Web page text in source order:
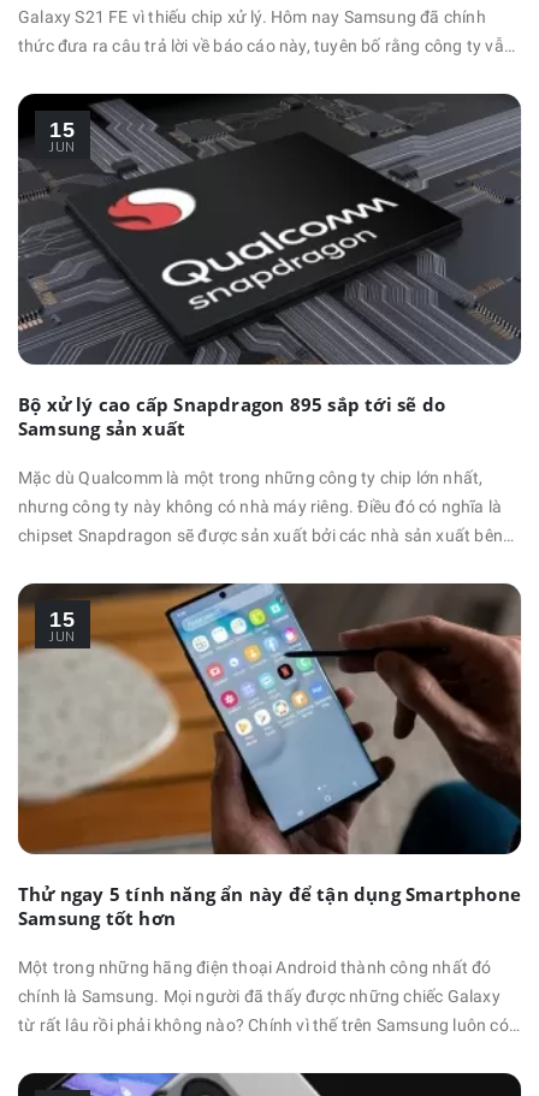
Galaxy S21 FE vì thiếu chip xử lý. Hôm nay Samsung đã chính
thức đưa ra câu trả lời về báo cáo này, tuyên bố rằng công ty vẫn
FE hay không. Trong bản báo cáo được gửi tới Bloomberg, nhà
sản xuất đến từ Hàn Quốc đã nói rằng: “Mặc dù …
15
JUN
Bộ xử lý cao cấp Snapdragon 895 sắp tới sẽ do
Samsung sản xuất
Mặc dù Qualcomm là một trong những công ty chip lớn nhất,
nhưng công ty này không có nhà máy riêng. Điều đó có nghĩa là
chipset Snapdragon sẽ được sản xuất bởi các nhà sản xuất bên
các bộ xử lý của Qualcomm và giữa hai công ty này thường xuyên
xảy ra các cuộc cạnh tranh để giành được hợp đồng …
15
JUN
Thử ngay 5 tính năng ẩn này để tận dụng Smartphone
Samsung tốt hơn
Một trong những hãng điện thoại Android thành công nhất đó
chính là Samsung. Mọi người đã thấy được những chiếc Galaxy
từ rất lâu rồi phải không nào? Chính vì thế trên Samsung luôn có
hơn rất nhiều. Lưu ý: Bài viết này được sử dụng Samsung Galaxy